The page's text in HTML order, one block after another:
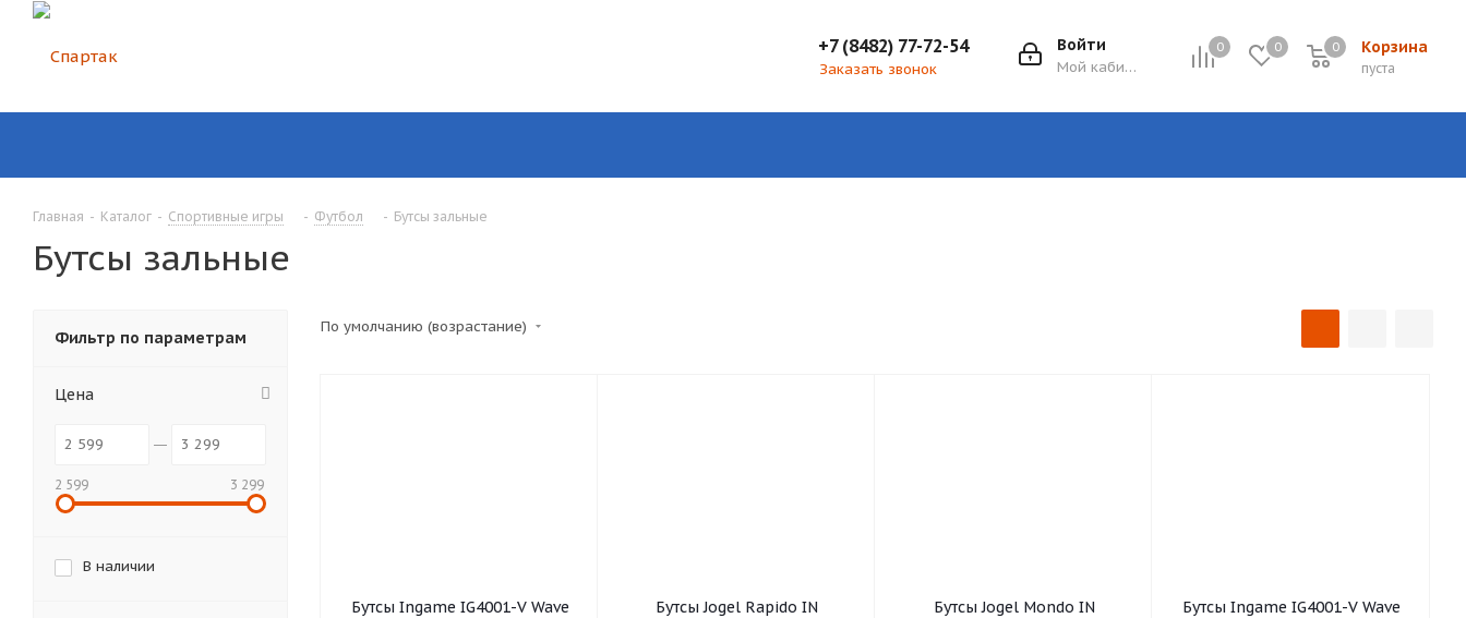
0 0 Корзина
0
пуста
0
Войти
Мой кабинет
+7 (8482) 77-72-54
Заказать звонок
Главная - Каталог - Спортивные игры - Футбол - Бутсы зальные
Бутсы зальные
По умолчанию (возрастание)
Бутсы Ingame IG4001-V Wave
Бутсы Jogel Rapido IN
Бутсы Jogel Mondo IN
Бутсы Ingame IG4001-V Wave
Фильтр по параметрам
Цена
2 599 3 299
В наличии